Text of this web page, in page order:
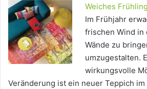
Weiches
Im Frühjahr
frischen Wind in
Wände zu
umzugestalten.
wirkungsvolle
Veränderung ist ein neuer Teppich